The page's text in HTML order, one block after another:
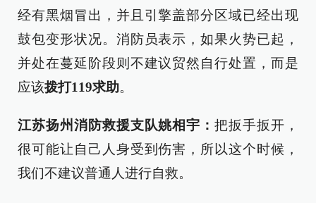
经有黑烟冒出，并且引擎盖部分区域已经出现
鼓包变形状况。消防员表示，如果火势已起，
并处在蔓延阶段则不建议贸然自行处置，而是
应该拨打119求助。
江苏扬州消防救援支队姚相宇：把扳手扳开，
很可能让自己人身受到伤害，所以这个时候，
我们不建议普通人进行自救。